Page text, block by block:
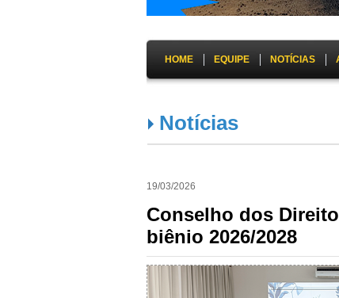
HOME EQUIPE NOTÍCIAS
Notícias
19/03/2026
Conselho dos
biênio 2026/2028